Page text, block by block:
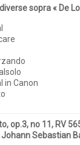
sopra « De
in Canon
op.3, no 11, RV
Sebastian